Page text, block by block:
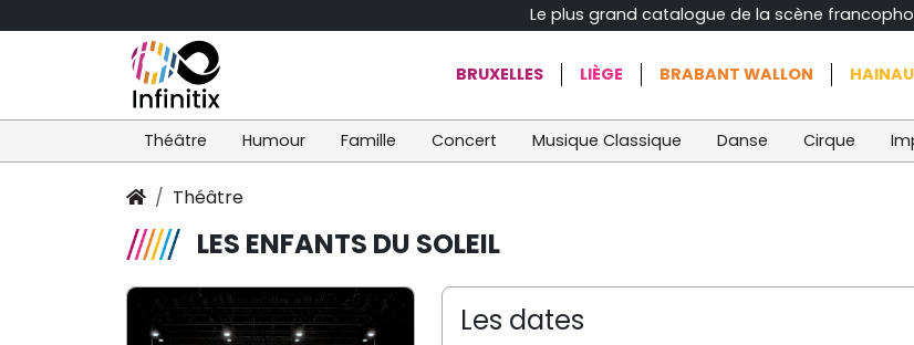
Le plus grand catalogue de la scène
BRUXELLES LIÈGE BRABANT WALLON
Théâtre Humour Famille Concert Musique Classique Danse Cirque
Théâtre
LES ENFANTS DU SOLEIL
Les dates